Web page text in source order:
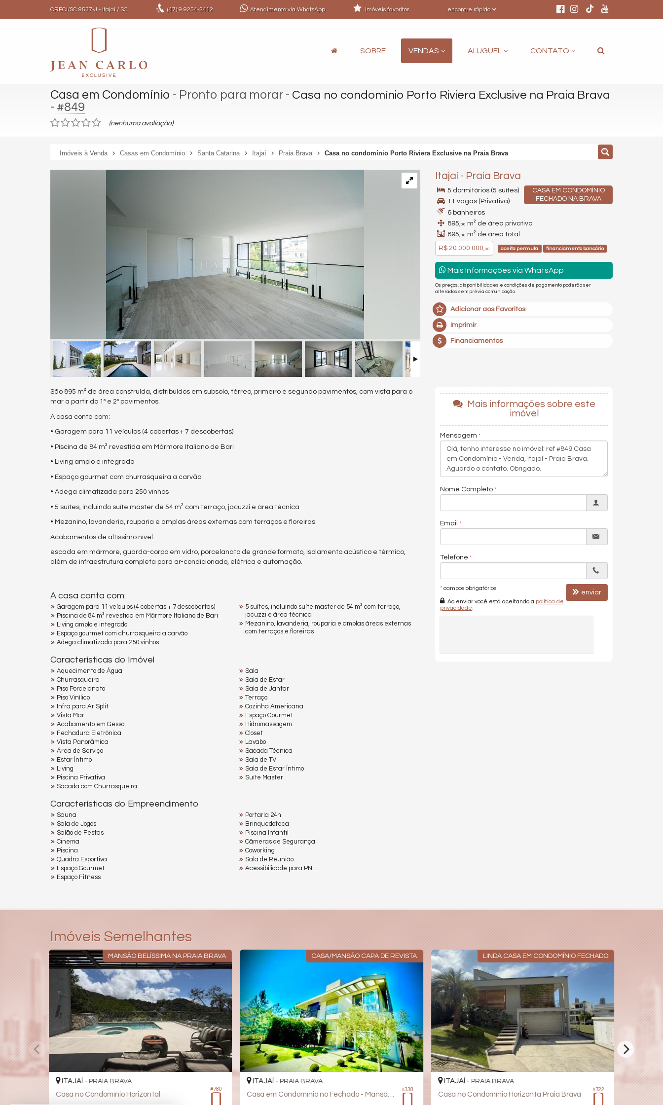
CRECI/SC 9537-J - Itajaí / SC (47)9.9254-2412 Atendimento via WhatsApp encontre rápido
imóveis favoritos
SOBRE VENDAS ALUGUEL CONTATO
Casa em Condomínio - Pronto para morar - Casa no condomínio Porto Riviera Exclusive na Praia Brava
- #849
(nenhuma avaliação)
Imóveis à Venda Casas em Condomínio Santa Catarina Itajaí Praia Brava Casa no condomínio Porto Riviera Exclusive na Praia Brava
Itajaí - Praia Brava
CASA EM CONDOMÍNIO
FECHADO NA BRAVA
5 dormitórios (5 suítes)
11 vagas (Privativa)
6 banheiros
895,00 m² de área privativa
895,00 m² de área total
R$ 20.000.000,00 aceita permuta financiamento bancário
Mais Informações via WhatsApp
Os preços, disponibilidades e condições de pagamento poderão ser
alterados sem prévia comunicação.
Adicionar aos Favoritos
Imprimir
Financiamentos
São 895 m² de área construída, distribuídos em subsolo, térreo, primeiro e segundo pavimentos, com vista para o
mar a partir do 1º e 2º pavimentos.
A casa conta com:
• Garagem para 11 veículos (4 cobertas + 7 descobertas)
• Piscina de 84 m² revestida em Mármore Italiano de Bari
• Living amplo e integrado
• Espaço gourmet com churrasqueira a carvão
• Adega climatizada para 250 vinhos
• 5 suítes, incluindo suíte master de 54 m² com terraço, jacuzzi e área técnica
• Mezanino, lavanderia, rouparia e amplas áreas externas com terraços e floreiras
Acabamentos de altíssimo nível:
escada em mármore, guarda-corpo em vidro, porcelanato de grande formato, isolamento acústico e térmico,
além de infraestrutura completa para ar-condicionado, elétrica e automação.
A casa conta com:
Garagem para 11 veículos (4 cobertas + 7 descobertas)
Piscina de 84 m² revestida em Mármore Italiano de Bari
Living amplo e integrado
Espaço gourmet com churrasqueira a carvão
Adega climatizada para 250 vinhos
5 suítes, incluindo suíte master de 54 m² com terraço,
jacuzzi e área técnica
Mezanino, lavanderia, rouparia e amplas áreas externas
com terraços e floreiras
Características do Imóvel
Aquecimento de Água
Churrasqueira
Piso Porcelanato
Piso Vinílico
Infra para Ar Split
Vista Mar
Acabamento em Gesso
Fechadura Eletrônica
Vista Panorâmica
Área de Serviço
Estar Íntimo
Living
Piscina Privativa
Sacada com Churrasqueira
Sala
Sala de Estar
Sala de Jantar
Terraço
Cozinha Americana
Espaço Gourmet
Hidromassagem
Closet
Lavabo
Sacada Técnica
Sala de TV
Sala de Estar Íntimo
Suíte Master
Características do Empreendimento
Sauna
Sala de Jogos
Salão de Festas
Cinema
Piscina
Quadra Esportiva
Espaço Gourmet
Espaço Fitness
Portaria 24h
Brinquedoteca
Piscina Infantil
Câmeras de Segurança
Coworking
Sala de Reunião
Acessibilidade para PNE
Mais informações sobre este
imóvel
Mensagem
Nome Completo
Email
Telefone
* campos obrigatórios
Ao enviar você está aceitando a política de
privacidade
enviar
Imóveis Semelhantes
MANSÃO BELÍSSIMA NA PRAIA BRAVA
#780
ITAJAÍ - PRAIA BRAVA
Casa no Condomínio Horizontal
CASA/MANSÃO CAPA DE REVISTA
#338
ITAJAÍ - PRAIA BRAVA
Casa em Condomínio no Fechado - Mansão Capa de Revista
LINDA CASA EM CONDOMÍNIO FECHADO
#722
ITAJAÍ - PRAIA BRAVA
Casa no Condomínio Horizonta Praia Brava